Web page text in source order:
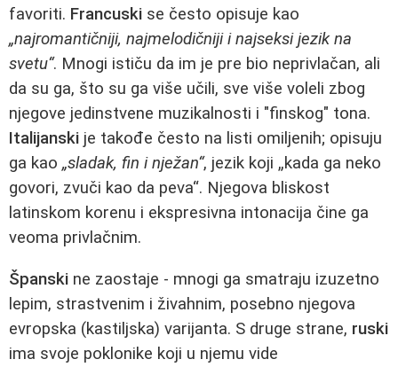
favoriti. Francuski se često opisuje kao
„najromantičniji, najmelodičniji i najseksi jezik na
svetu“. Mnogi ističu da im je pre bio neprivlačan, ali
da su ga, što su ga više učili, sve više voleli zbog
njegove jedinstvene muzikalnosti i "finskog" tona.
Italijanski je takođe često na listi omiljenih; opisuju
ga kao „sladak, fin i nježan“, jezik koji „kada ga neko
govori, zvuči kao da peva“. Njegova bliskost
latinskom korenu i ekspresivna intonacija čine ga
veoma privlačnim.
Španski ne zaostaje - mnogi ga smatraju izuzetno
lepim, strastvenim i živahnim, posebno njegova
evropska (kastiljska) varijanta. S druge strane, ruski
ima svoje poklonike koji u njemu vide